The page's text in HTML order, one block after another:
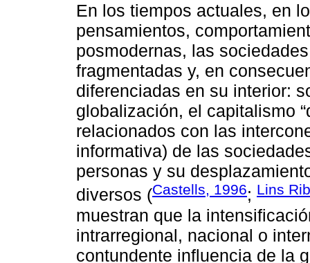
En los tiempos actuales, en
pensamientos,
posmodernas, las
fragmentadas y, en
diferenciadas en su interior:
globalización, el capitalismo
relacionados con las
informativa) de las
personas y su
diversos (Castells, 1996; Lins
muestran que la
intrarregional, nacional o
contundente influencia de la